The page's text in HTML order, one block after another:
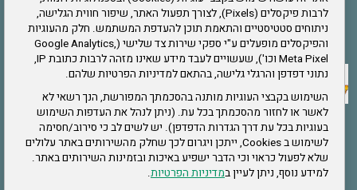
לרבות פיקסלים (Pixels), לצורך תפעול האתר, שיפור חווית הגלישה,
ניתוחים סטטיסטיים והתאמת תוכן להעדפת המשתמש. חלק מהעוגיות
והפיקסלים מופעלים ע"י ספקי שירות צד שלישי (Google Analytics,
Meta Pixel וכו'), שעשויים לעבד מידע שאינו מזהה לרבות כתובת IP,
נתוני דפדפן והרגלי גלישה, בהתאם למדיניות הפרטיות שלהם.
השימוש בקבצי העוגיות מותנה בהסכמתך המפורשת, הנך רשאי לא
לאשר או לחזור מהסכמתך בכל עת. (ניתן לנהל את העדפות השימוש
בעוגיות בכל עת דרך הגדרות הדפדפן). יש לשים לב כי סירוב/חסימה
לשימוש ב Cookies, ייתכן ויגרום לכך שחלק מהשירותים באתר עלולים
שלא לפעול כראוי וכי הדבר ישפיע באיכות ובזמינות השירותים באתר.
למידע נוסף, ניתן לעיין במדיניות הפרטיות.
אתר צה"ל
תקנון האתר
שירותים
תעסוקה